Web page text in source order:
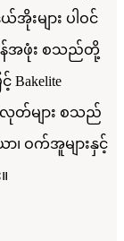
အိုးများ ပါဝင်
န်အဖုံး စသည်တို့
တ်များ စသည်
ဝက်အူများနှင့်